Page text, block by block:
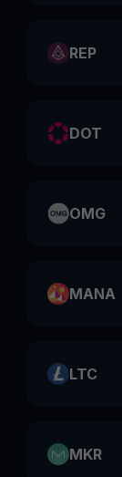
REP
DOT
OMG
MANA
LTC
MKR